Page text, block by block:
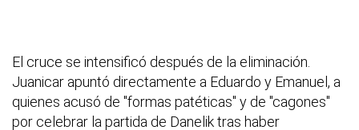
El cruce se intensificó después de la eliminación.
Juanicar apuntó directamente a Eduardo y Emanuel, a
quienes acusó de "formas patéticas" y de "cagones"
por celebrar la partida de Danelik tras haber